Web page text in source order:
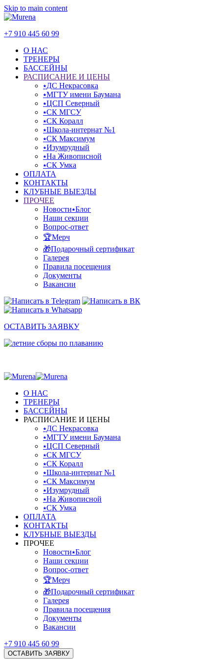
Skip to main content
+7 910 445 60 99
О НАС
ТРЕНЕРЫ
БАССЕЙНЫ
РАСПИСАНИЕ И ЦЕНЫ
⭑ДС Некрасовка
⭑МГТУ имени Баумана
⭑ЦСП Северный
⭑СК МГСУ
⭑СК Коралл
⭑Школа-интернат №1
⭑СК Максимум
⭑Изумрудный
⭑На Живописной
⭑СК Умка
ОПЛАТА
КОНТАКТЫ
КЛУБНЫЕ ВЫЕЗДЫ
ПРОЧЕЕ
Новости⭑Блог
Наши секции
Вопрос-ответ
🏆Мерч
🎁Подарочный сертификат
Галерея
Правила посещения
Документы
Вакансии
ОСТАВИТЬ ЗАЯВКУ
О НАС
ТРЕНЕРЫ
БАССЕЙНЫ
РАСПИСАНИЕ И ЦЕНЫ
⭑ДС Некрасовка
⭑МГТУ имени Баумана
⭑ЦСП Северный
⭑СК МГСУ
⭑СК Коралл
⭑Школа-интернат №1
⭑СК Максимум
⭑Изумрудный
⭑На Живописной
⭑СК Умка
ОПЛАТА
КОНТАКТЫ
КЛУБНЫЕ ВЫЕЗДЫ
ПРОЧЕЕ
Новости⭑Блог
Наши секции
Вопрос-ответ
🏆Мерч
🎁Подарочный сертификат
Галерея
Правила посещения
Документы
Вакансии
+7 910 445 60 99
ОСТАВИТЬ ЗАЯВКУ